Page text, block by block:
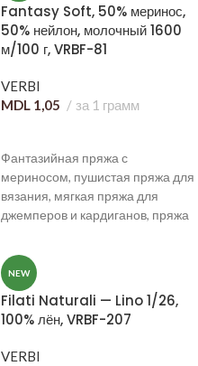
Fantasy Soft, 50% меринос,
50% нейлон, молочный 1600
м/100 г, VRBF-81
VERBI
MDL 1,05 за 1 грамм
Фантазийная пряжа с
мериносом, пушистая пряжа для
вязания, мягкая пряжа для
джемперов и кардиганов, пряжа
дизайнерская пряжа, объёмная
пряжа для аксессуаров,
премиальная пряжа для ручного
вязания.
NEW
Filati Naturali — Lino 1/26,
100% лён, VRBF-207
VERBI